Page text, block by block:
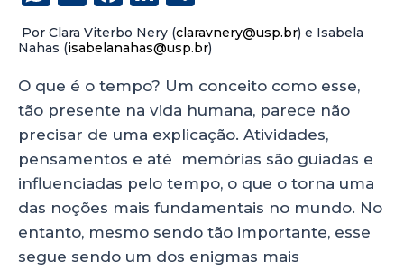
h
a
ts
A
p
p
a
c
e
b
o
o
k
n
k
e
dI
n
h
a
re
Por Clara Viterbo Nery (claravnery@usp.br) e Isabela
Nahas (isabelanahas@usp.br)
O que é o tempo? Um conceito como esse,
tão presente na vida humana, parece não
precisar de uma explicação. Atividades,
pensamentos e até memórias são guiadas e
influenciadas pelo tempo, o que o torna uma
das noções mais fundamentais no mundo. No
entanto, mesmo sendo tão importante, esse
segue sendo um dos enigmas mais